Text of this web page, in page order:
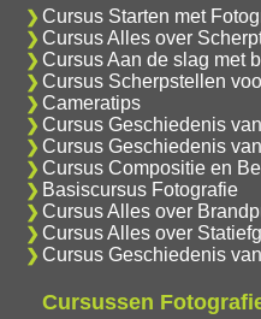
Cursus Starten met
Cursus Alles over
Cursus Aan de slag met
Cursus Scherpstellen
Cameratips
Cursus Geschiedenis
Cursus Geschiedenis
Cursus Compositie en
Basiscursus Fotografie
Cursus Alles over
Cursus Alles over
Cursus Geschiedenis
Cursussen